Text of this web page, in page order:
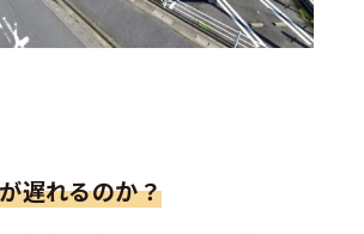
遅れるのか？